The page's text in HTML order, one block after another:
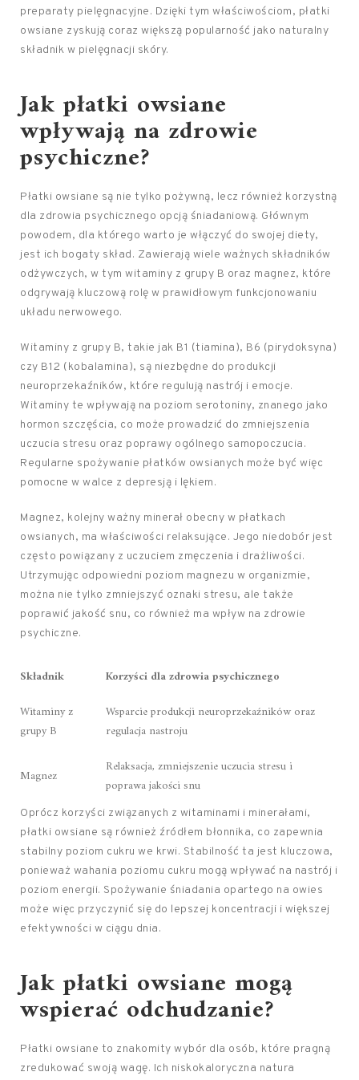
preparaty pielęgnacyjne. Dzięki tym właściwościom, płatki
owsiane zyskują coraz większą popularność jako naturalny
składnik w pielęgnacji skóry.
Jak płatki owsiane
wpływają na zdrowie
psychiczne?
Płatki owsiane są nie tylko pożywną, lecz również korzystną
dla zdrowia psychicznego opcją śniadaniową. Głównym
powodem, dla którego warto je włączyć do swojej diety,
jest ich bogaty skład. Zawierają wiele ważnych składników
odżywczych, w tym witaminy z grupy B oraz magnez, które
odgrywają kluczową rolę w prawidłowym funkcjonowaniu
układu nerwowego.
Witaminy z grupy B, takie jak B1 (tiamina), B6 (pirydoksyna)
czy B12 (kobalamina), są niezbędne do produkcji
neuroprzekaźników, które regulują nastrój i emocje.
Witaminy te wpływają na poziom serotoniny, znanego jako
hormon szczęścia, co może prowadzić do zmniejszenia
uczucia stresu oraz poprawy ogólnego samopoczucia.
Regularne spożywanie płatków owsianych może być więc
pomocne w walce z depresją i lękiem.
Magnez, kolejny ważny minerał obecny w płatkach
owsianych, ma właściwości relaksujące. Jego niedobór jest
często powiązany z uczuciem zmęczenia i drażliwości.
Utrzymując odpowiedni poziom magnezu w organizmie,
można nie tylko zmniejszyć oznaki stresu, ale także
poprawić jakość snu, co również ma wpływ na zdrowie
psychiczne.
Składnik
Korzyści dla zdrowia psychicznego
Witaminy z
grupy B
Wsparcie produkcji neuroprzekaźników oraz
regulacja nastroju
Magnez
Relaksacja, zmniejszenie uczucia stresu i
poprawa jakości snu
Oprócz korzyści związanych z witaminami i minerałami,
płatki owsiane są również źródłem błonnika, co zapewnia
stabilny poziom cukru we krwi. Stabilność ta jest kluczowa,
ponieważ wahania poziomu cukru mogą wpływać na nastrój i
poziom energii. Spożywanie śniadania opartego na owies
może więc przyczynić się do lepszej koncentracji i większej
efektywności w ciągu dnia.
Jak płatki owsiane mogą
wspierać odchudzanie?
Płatki owsiane to znakomity wybór dla osób, które pragną
zredukować swoją wagę. Ich niskokaloryczna natura